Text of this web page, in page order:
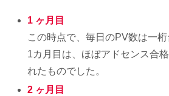
1 ヶ月目
この時点で、毎日のPV数は一桁
1カ月目は、ほぼアドセンス合
れたものでした。
2 ヶ月目